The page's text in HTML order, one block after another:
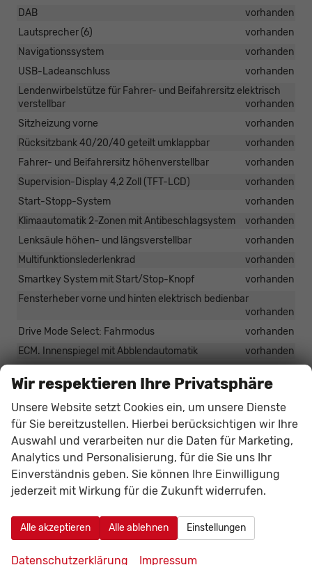
DAB
vorhanden
Lautsprecher (6)
vorhanden
Navigationssystem
vorhanden
USB-Ladeanschluss
vorhanden
Lendenwirbelstütze für Fahrer- und Beifahrersitz elektrisch
verstellbar
vorhanden
Sitzheizung vorne
vorhanden
Rücksitzbank 40/20/40 geteilt umklappbar
vorhanden
Fahrer- und Beifahrersitz höhenverstellbar
vorhanden
Supervision-Display 4,2 Zoll (TFT-LCD)
vorhanden
Start-Stopp-System
vorhanden
Klimaautomatik 2-Zonen mit Antibeschlagsystem
vorhanden
Lenksäule höhen- und längsverstellbar
vorhanden
Multifunktionslederlenkrad
vorhanden
Smartkey System mit Start/Stop-Knopf
vorhanden
Fensterheber vorne und hinten elektrisch bedienbar
vorhanden
Drive Mode Select: Fahrmodus
vorhanden
ECM. Innenspiegel mit Abblendautomatik
vorhanden
Wegfahrsperre elektronisch
vorhanden
Vorhangairbags
vorhanden
TSA. Anhänger-Stabilitätskontrolle
vorhanden
Totwinkelasssistent aktiv
vorhanden
VSM. Fahrzeugstabilitäts- management
vorhanden
TPMS. Reifendruckkontrollsystem
vorhanden
RCCA. Querverkehrssteuerung aktiv
vorhanden
Wir respektieren Ihre Privatsphäre
Unsere Website setzt Cookies ein, um unsere Dienste
für Sie bereitzustellen. Hierbei berücksichtigen wir Ihre
Auswahl und verarbeiten nur die Daten für Marketing,
Analytics und Personalisierung, für die Sie uns Ihr
Einverständnis geben. Sie können Ihre Einwilligung
jederzeit mit Wirkung für die Zukunft widerrufen.
Alle akzeptieren Alle ablehnen Einstellungen
Datenschutzerklärung Impressum